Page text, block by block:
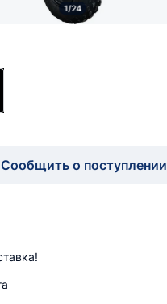
1/24
Сообщить о поступлении